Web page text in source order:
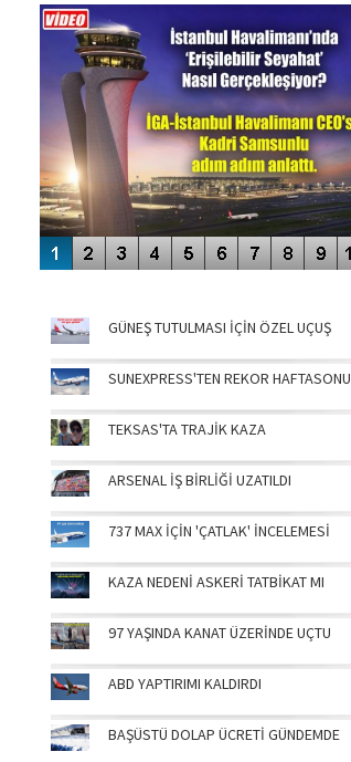
ENGELLERİN AŞILDIĞI HAVALİMANI
GÜNEŞ TUTULMASI İÇİN ÖZEL UÇUŞ
SUNEXPRESS'TEN REKOR HAFTASONU
TEKSAS'TA TRAJİK KAZA
ARSENAL İŞ BİRLİĞİ UZATILDI
737 MAX İÇİN 'ÇATLAK' İNCELEMESİ
KAZA NEDENİ ASKERİ TATBİKAT MI
97 YAŞINDA KANAT ÜZERİNDE UÇTU
ABD YAPTIRIMI KALDIRDI
BAŞÜSTÜ DOLAP ÜCRETİ GÜNDEMDE